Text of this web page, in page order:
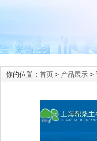
你的位置： 首页 > 产品展示 >